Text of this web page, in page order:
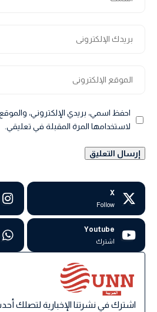
احفظ اسمي، بريدي الإلكتروني،
لاستخدامها المرة المقبلة في تعليقي.
X
Follow
Youtube
اشترك
اشترك في نشرتنا الإخبارية لتصلك